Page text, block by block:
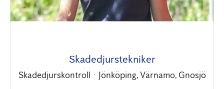
Skadedjurstekniker
Skadedjurskontroll · Jönköping, Värnamo, Gnosjö